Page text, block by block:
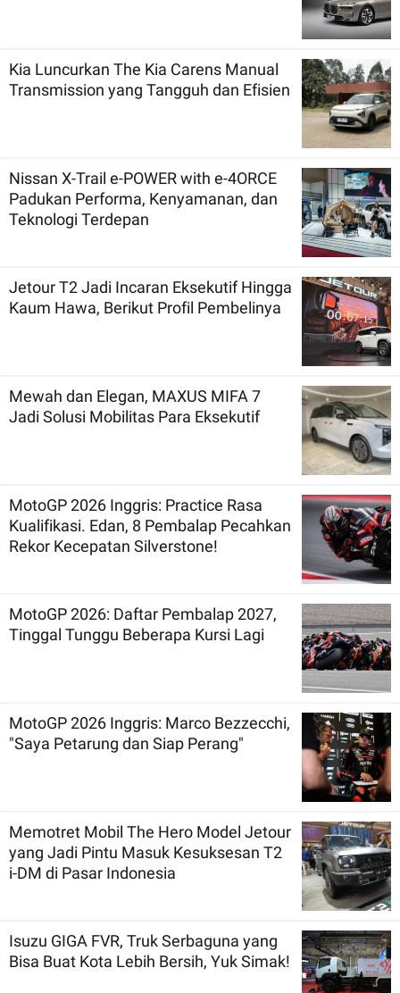
Kia Luncurkan The Kia Carens Manual
Transmission yang Tangguh dan Efisien
Nissan X-Trail e-POWER with e-4ORCE
Padukan Performa, Kenyamanan, dan
Teknologi Terdepan
Jetour T2 Jadi Incaran Eksekutif Hingga
Kaum Hawa, Berikut Profil Pembelinya
Mewah dan Elegan, MAXUS MIFA 7
Jadi Solusi Mobilitas Para Eksekutif
MotoGP 2026 Inggris: Practice Rasa
Kualifikasi. Edan, 8 Pembalap Pecahkan
Rekor Kecepatan Silverstone!
MotoGP 2026: Daftar Pembalap 2027,
Tinggal Tunggu Beberapa Kursi Lagi
MotoGP 2026 Inggris: Marco Bezzecchi,
"Saya Petarung dan Siap Perang"
Memotret Mobil The Hero Model Jetour
yang Jadi Pintu Masuk Kesuksesan T2
i-DM di Pasar Indonesia
Isuzu GIGA FVR, Truk Serbaguna yang
Bisa Buat Kota Lebih Bersih, Yuk Simak!